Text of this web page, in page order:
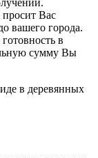
Вас
вашего города.
в
сумму Вы
в деревянных